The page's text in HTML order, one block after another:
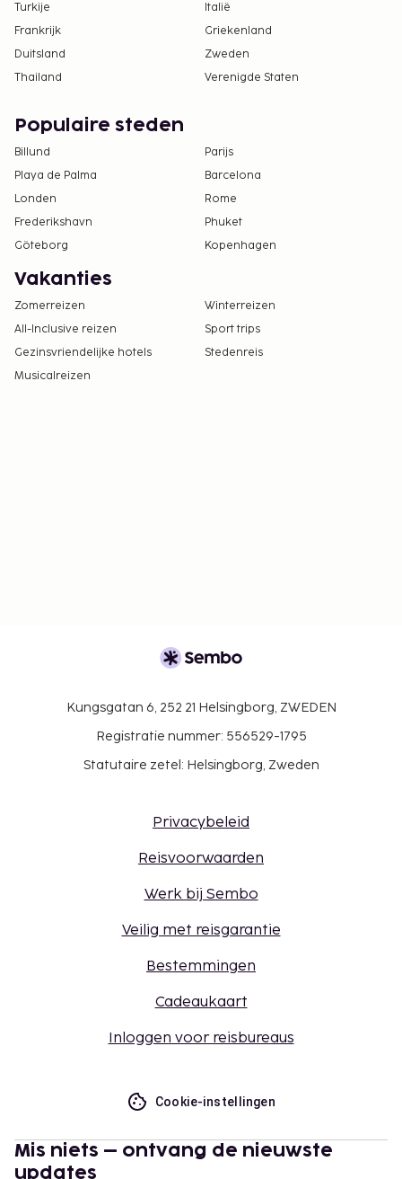
Turkije
Italië
Frankrijk
Griekenland
Duitsland
Zweden
Thailand
Verenigde Staten
Populaire steden
Billund
Parijs
Playa de Palma
Barcelona
Londen
Rome
Frederikshavn
Phuket
Göteborg
Kopenhagen
Vakanties
Zomerreizen
Winterreizen
All-Inclusive reizen
Sport trips
Gezinsvriendelijke hotels
Stedenreis
Musicalreizen
Kungsgatan 6, 252 21 Helsingborg, ZWEDEN
Registratie nummer: 556529-1795
Statutaire zetel: Helsingborg, Zweden
Privacybeleid
Reisvoorwaarden
Werk bij Sembo
Veilig met reisgarantie
Bestemmingen
Cadeaukaart
Inloggen voor reisbureaus
Cookie-instellingen
Mis niets – ontvang de nieuwste
updates